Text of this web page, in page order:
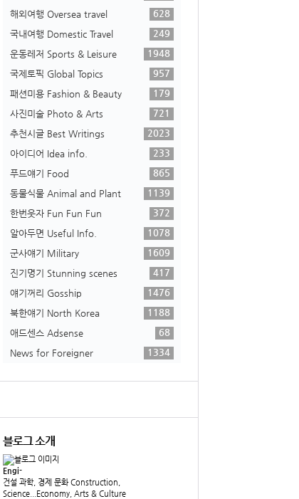
해외여행 Oversea travel
628
국내여행 Domestic Travel
249
운동레저 Sports & Leisure
1948
국제토픽 Global Topics
957
패션미용 Fashion & Beauty
179
사진미술 Photo & Arts
721
추천시글 Best Writings
2023
아이디어 Idea info.
233
푸드얘기 Food
865
동물식물 Animal and Plant
1139
한번웃자 Fun Fun Fun
372
알아두면 Useful Info.
1078
군사얘기 Military
1609
진기명기 Stunning scenes
417
얘기꺼리 Gosship
1476
북한얘기 North Korea
1188
애드센스 Adsense
68
News for Foreigner
1334
블로그 소개
Engi-
건설 과학, 경제 문화 Construction,
Science...Economy, Arts & Culture